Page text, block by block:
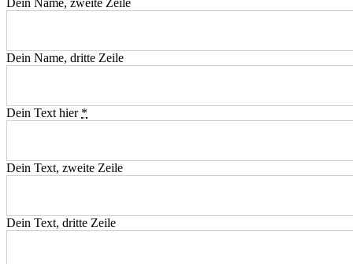
Dein Name, zweite Zeile
Dein Name, dritte Zeile
Dein Text hier *
Dein Text, zweite Zeile
Dein Text, dritte Zeile